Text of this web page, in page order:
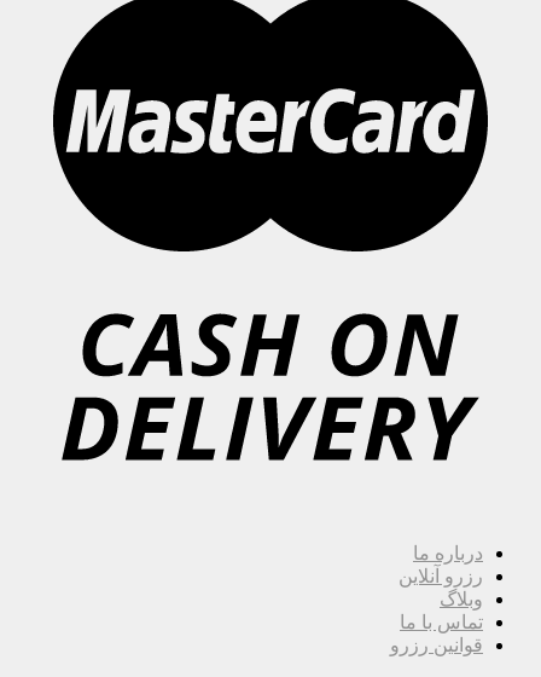
درباره ما
رزرو آنلاین
وبلاگ
تماس با ما
قوانین رزرو